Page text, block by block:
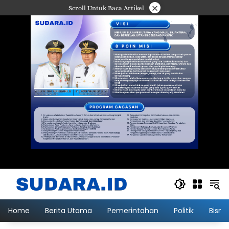
ke
Scroll Untuk Baca Artikel ×
Home Berita Utama Pemerintahan Politik